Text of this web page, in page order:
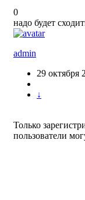
0
надо будет
admin
29 октября
↓
Только
пользователи